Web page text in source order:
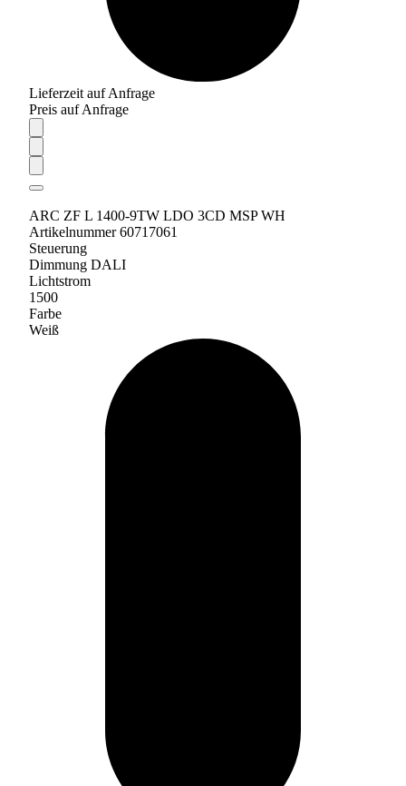
Lieferzeit auf Anfrage
Preis auf Anfrage
ARC ZF L 1400-9TW LDO 3CD MSP WH
Artikelnummer 60717061
Steuerung
Dimmung DALI
Lichtstrom
1500
Farbe
Weiß